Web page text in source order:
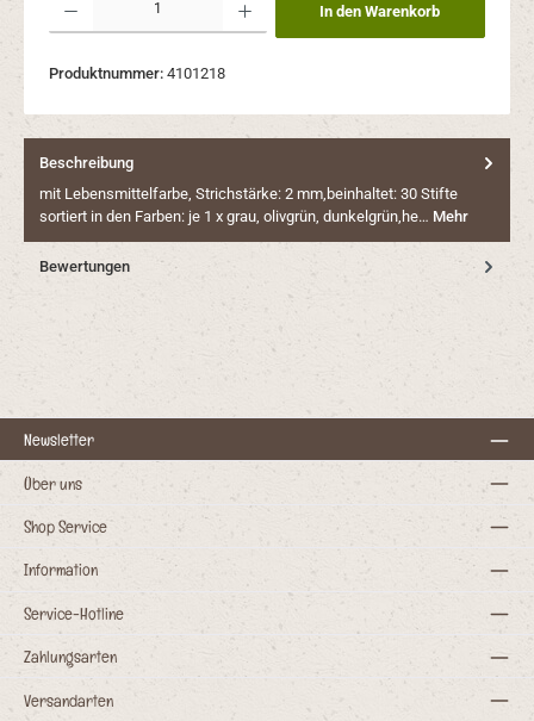
In den Warenkorb
Produktnummer: 4101218
Beschreibung
mit Lebensmittelfarbe, Strichstärke: 2 mm,beinhaltet: 30 Stifte
sortiert in den Farben: je 1 x grau, olivgrün, dunkelgrün,he… Mehr
Bewertungen
Newsletter
Über uns
Shop Service
Information
Service-Hotline
Zahlungsarten
Versandarten